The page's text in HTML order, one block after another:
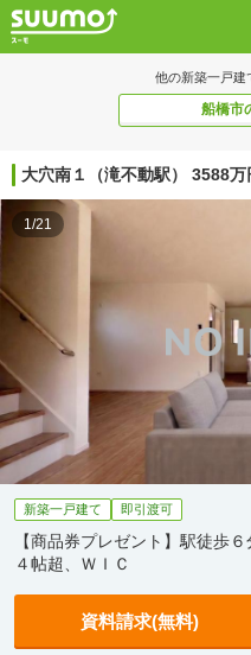
他の新築一戸建
船橋市
大穴南１（滝不動駅） 3588万
1/21
新築一戸建て 即引渡可
【商品券プレゼント】駅徒歩
４帖超、ＷＩＣ
資料請求(無料)